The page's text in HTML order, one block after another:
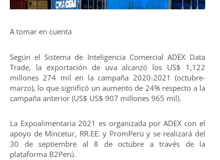
A tomar en cuenta
Según el Sistema de Inteligencia Comercial ADEX Data
Trade, la exportación de uva alcanzó los US$ 1,122
millones 274 mil en la campaña 2020-2021 (octubre-
marzo), lo que significó un aumento de 24% respecto a la
campaña anterior (US$ US$ 907 millones 965 mil).
La Expoalimentaria 2021 es organizada por ADEX con el
apoyo de Mincetur, RR.EE. y PromPerú y se realizará del
30 de septiembre al 8 de octubre a través de la
plataforma B2Perú.